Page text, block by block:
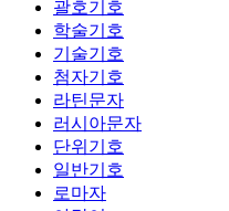
괄호기호
학술기호
기술기호
첨자기호
라틴문자
러시아문자
단위기호
일반기호
로마자